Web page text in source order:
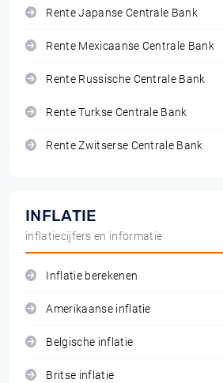
Rente Japanse Centrale Bank
Rente Mexicaanse Centrale Bank
Rente Russische Centrale Bank
Rente Turkse Centrale Bank
Rente Zwitserse Centrale Bank
INFLATIE
inflatiecijfers en informatie
Inflatie berekenen
Amerikaanse inflatie
Belgische inflatie
Britse inflatie